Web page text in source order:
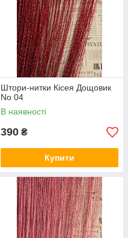
Штори-нитки Кісея Дощовик
No 04
В наявності
390 ₴
Купити